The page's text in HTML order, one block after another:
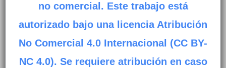
no comercial. Este trabajo está
autorizado bajo una licencia Atribución
No Comercial 4.0 Internacional (CC BY-
NC 4.0). Se requiere atribución en caso